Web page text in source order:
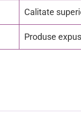
Calitate
Produse